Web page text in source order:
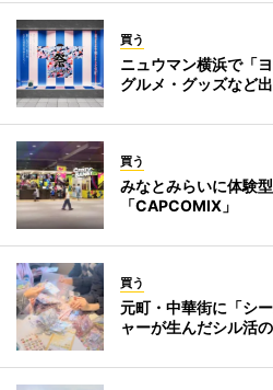
買う
ニュウマン横浜で「
グルメ・グッズなど
買う
みなとみらいに体験
「CAPCOMIX」
買う
元町・中華街に「シ
ャーが生んだシル活